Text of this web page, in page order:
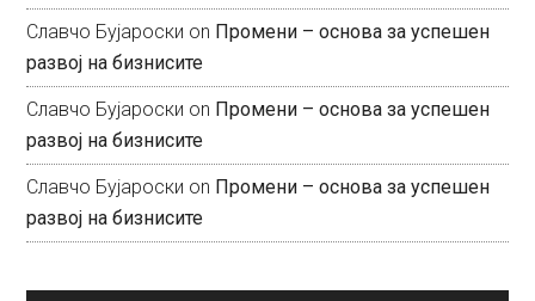
Славчо Бујароски on Промени – основа за успешен
развој на бизнисите
Славчо Бујароски on Промени – основа за успешен
развој на бизнисите
Славчо Бујароски on Промени – основа за успешен
развој на бизнисите